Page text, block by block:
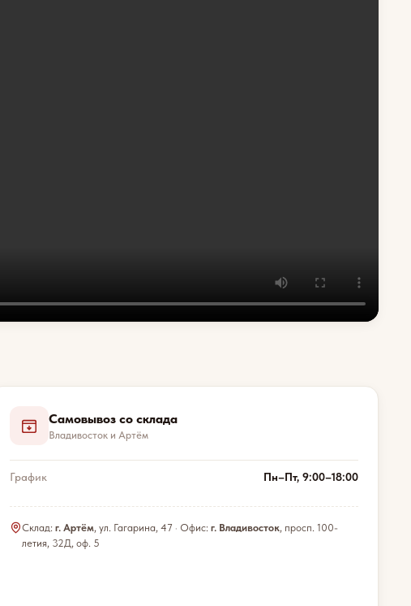
Самовывоз со склада
Владивосток и Артём
График Пн–Пт, 9:00–18:00
Склад: г. Артём, ул. Гагарина, 47 · Офис: г. Владивосток, просп. 100-
летия, 32Д, оф. 5